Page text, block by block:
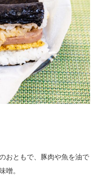
おともで、豚肉や魚を油で
噌。